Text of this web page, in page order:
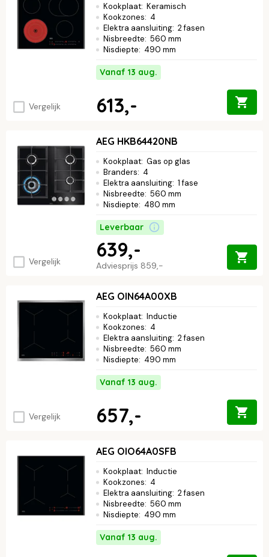
Vergelijk
Kookplaat: Keramisch
Kookzones: 4
Elektra aansluiting: 2 fasen
Nisbreedte: 560 mm
Nisdiepte: 490 mm
Vanaf 13 aug.
613,-
Vergelijk
AEG HKB64420NB
Kookplaat: Gas op glas
Branders: 4
Elektra aansluiting: 1 fase
Nisbreedte: 560 mm
Nisdiepte: 480 mm
Leverbaar
Adviesprijs 859,-
639,-
Vergelijk
AEG OIN64A00XB
Kookplaat: Inductie
Kookzones: 4
Elektra aansluiting: 2 fasen
Nisbreedte: 560 mm
Nisdiepte: 490 mm
Vanaf 13 aug.
657,-
AEG OIO64A0SFB
Kookplaat: Inductie
Kookzones: 4
Elektra aansluiting: 2 fasen
Nisbreedte: 560 mm
Nisdiepte: 490 mm
Vanaf 13 aug.